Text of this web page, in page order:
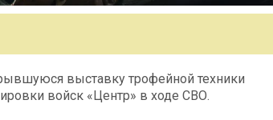
выставку трофейной техники
войск «Центр» в ходе СВО.